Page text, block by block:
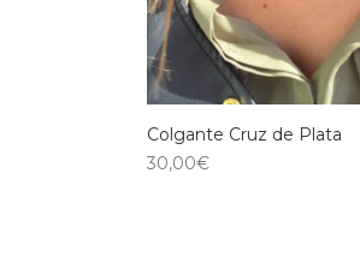
Colgante Cruz de Plata
30,00€